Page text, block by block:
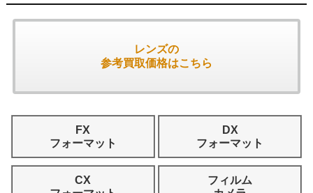
レンズの
参考買取価格はこちら
FX
フォーマット
DX
フォーマット
CX
フィルム